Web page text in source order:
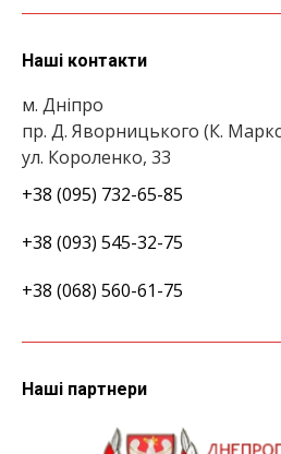
Наші контакти
м. Дніпро
пр. Д. Яворницького (К.
ул. Короленко, 33
+38 (095) 732-65-85
+38 (093) 545-32-75
+38 (068) 560-61-75
Наші партнери